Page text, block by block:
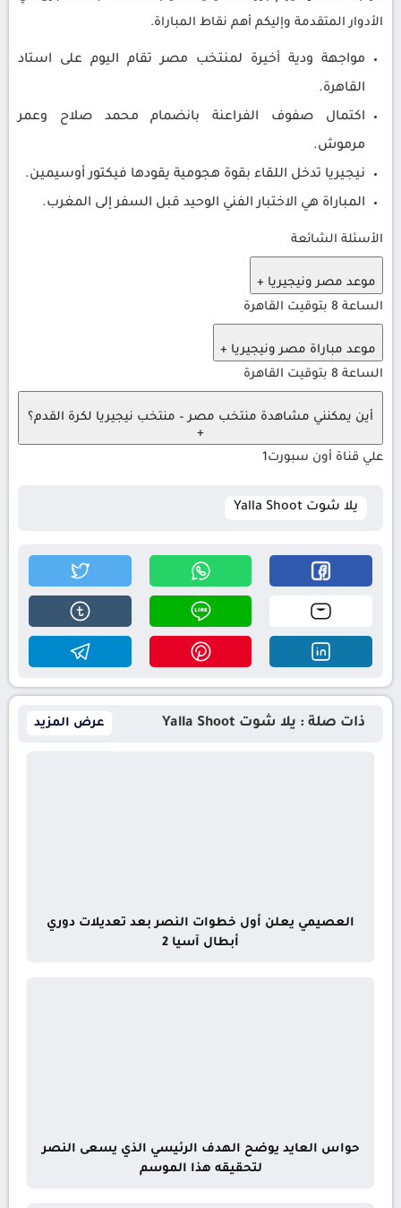
الأدوار المتقدمة وإليكم أهم نقاط المباراة.
مواجهة ودية أخيرة لمنتخب مصر تقام اليوم على استاد
القاهرة.
اكتمال صفوف الفراعنة بانضمام محمد صلاح وعمر
مرموش.
نيجيريا تدخل اللقاء بقوة هجومية يقودها فيكتور أوسيمين.
المباراة هي الاختبار الفني الوحيد قبل السفر إلى المغرب.
الأسئلة الشائعة
موعد مصر ونيجيريا +
الساعة 8 بتوقيت القاهرة
موعد مباراة مصر ونيجيريا +
الساعة 8 بتوقيت القاهرة
أين يمكنني مشاهدة منتخب مصر – منتخب نيجيريا لكرة القدم؟
+
علي قناة أون سبورت1
يلا شوت Yalla Shoot
ذات صلة : يلا شوت Yalla Shoot عرض المزيد
العصيمي يعلن أول خطوات النصر بعد تعديلات دوري
أبطال آسيا 2
حواس العايد يوضح الهدف الرئيسي الذي يسعى النصر
لتحقيقه هذا الموسم